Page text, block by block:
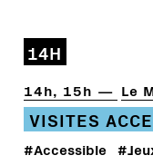
14H
14h, 15h Le
VISITES
#Accessible